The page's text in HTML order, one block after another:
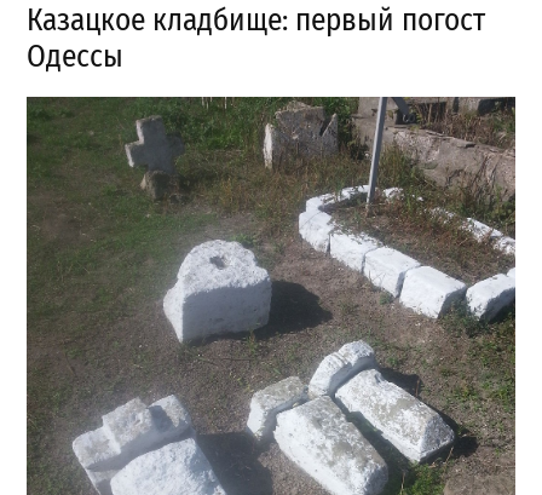
Казацкое кладбище: первый погост
Одессы